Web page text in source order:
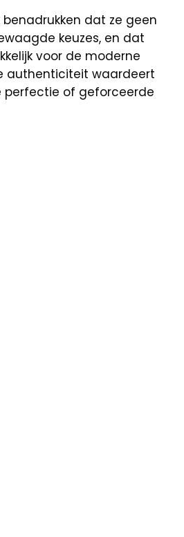
dat ze geen
keuzes, en dat
voor de moderne
authenticiteit waardeert
perfectie of geforceerde